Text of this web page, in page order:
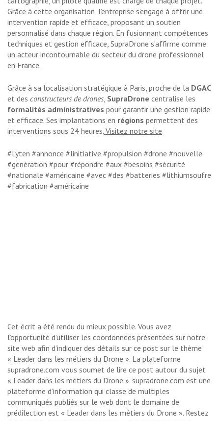
Grâce à cette organisation, l’entreprise s’engage à offrir une
intervention rapide et efficace, proposant un soutien
personnalisé dans chaque région. En fusionnant compétences
techniques et gestion efficace, SupraDrone s’affirme comme
un acteur incontournable du secteur du drone professionnel
en France.
Grâce à sa localisation stratégique à Paris, proche de la DGAC
et des constructeurs de drones, SupraDrone centralise les
formalités administratives pour garantir une gestion rapide
et efficace. Ses implantations en régions permettent des
interventions sous 24 heures. Visitez notre site
#Lyten #annonce #linitiative #propulsion #drone #nouvelle
#génération #pour #répondre #aux #besoins #sécurité
#nationale #américaine #avec #des #batteries #lithiumsoufre
#fabrication #américaine
Cet écrit a été rendu du mieux possible. Vous avez
l’opportunité d’utiliser les coordonnées présentées sur notre
site web afin d’indiquer des détails sur ce post sur le thème
« Leader dans les métiers du Drone ». La plateforme
supradrone.com vous soumet de lire ce post autour du sujet
« Leader dans les métiers du Drone ». supradrone.com est une
plateforme d’information qui classe de multiples
communiqués publiés sur le web dont le domaine de
prédilection est « Leader dans les métiers du Drone ». Restez